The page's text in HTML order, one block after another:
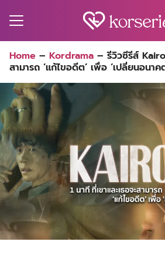
for:
Home – Kordrama –รีวิวซีรีส์
สามารถ ‘แก้ไขอดีต’ เพื่อ ‘เปลี่ยนอนาค